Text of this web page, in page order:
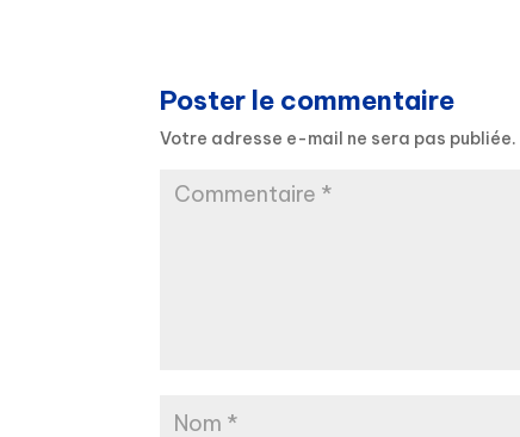
Poster le commentaire
Votre adresse e-mail ne sera pas publiée.